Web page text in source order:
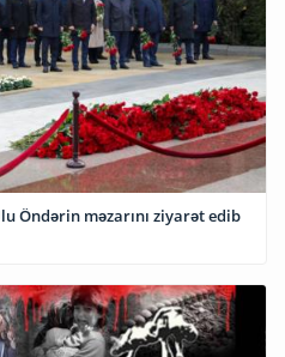
Öndərin məzarını ziyarət edib